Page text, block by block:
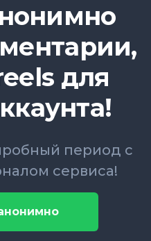
для
период с
сервиса!